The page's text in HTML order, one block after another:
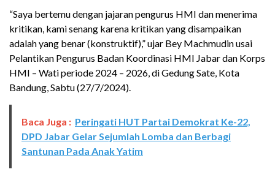
“Saya bertemu dengan jajaran pengurus HMI dan menerima
kritikan, kami senang karena kritikan yang disampaikan
adalah yang benar (konstruktif),” ujar Bey Machmudin usai
Pelantikan Pengurus Badan Koordinasi HMI Jabar dan Korps
HMI – Wati periode 2024 – 2026, di Gedung Sate, Kota
Bandung, Sabtu (27/7/2024).
Baca Juga : Peringati HUT Partai Demokrat Ke-22,
DPD Jabar Gelar Sejumlah Lomba dan Berbagi
Santunan Pada Anak Yatim